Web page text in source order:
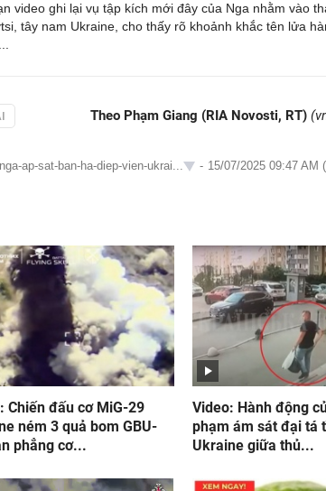
video ghi lại vụ tập kích mới đây của Nga nhằm vào
tây nam Ukraine, cho thấy rõ khoảnh khắc tên lửa
Theo Phạm Giang (RIA Novosti, RT)
ap-sat-ban-ha-diep-vien-ukrai... - 15/07/2025 09:47 AM
Chiến đấu cơ MiG-29
ném 3 quả bom GBU-
phẳng cơ...
Video: Hành động
phạm ám sát đại tá
Ukraine giữa thủ...